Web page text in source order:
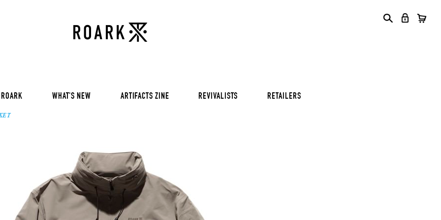
VOL 29:ADVENTURE NEVER FAILS
VOL 28:ADVENTURE NEVER FAILS
Pants / Shorts
Trinkets
RUN AMOK
WHAT'S NEW ARTIFACTS ZINE REVIVALISTS RETAILERS